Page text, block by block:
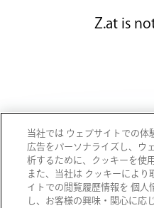
Z.at is
当社では ウェブサイトでの体
広告をパーソナライズし、ウ
析するために、クッキーを使
また、当社は クッキーにより
イトでの閲覧履歴情報を 個人
し、お客様の興味・関心に応